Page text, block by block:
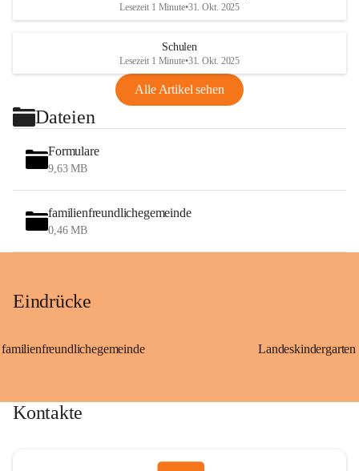
Lesezeit 1 Minute•31. Okt. 2025
Schulen
Lesezeit 1 Minute•31. Okt. 2025
Alle Artikel sehen
Dateien
Formulare
9,63 MB
familienfreundlichegemeinde
0,46 MB
Eindrücke
familienfreundlichegemeinde
Kontakte